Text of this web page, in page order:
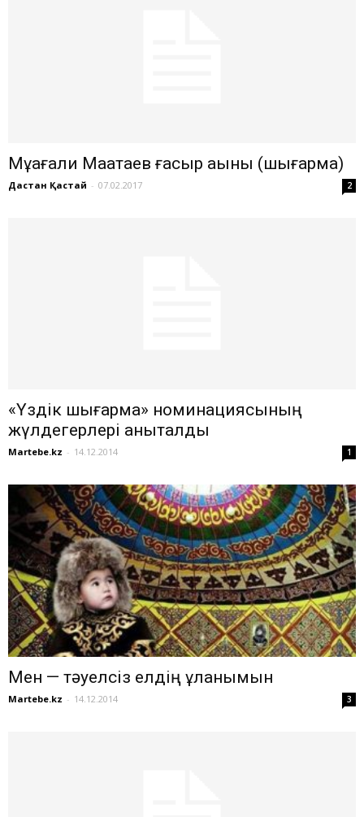
Мұқағали Мақатаев ғасыр ақыны (шығарма)
Дастан Қастай - 07.02.2017 2
«Үздік шығарма» номинациясының
жүлдегерлері анықталды
Martebe.kz - 14.12.2014 1
Мен — тәуелсіз елдің ұланымын
Martebe.kz - 14.12.2014 3